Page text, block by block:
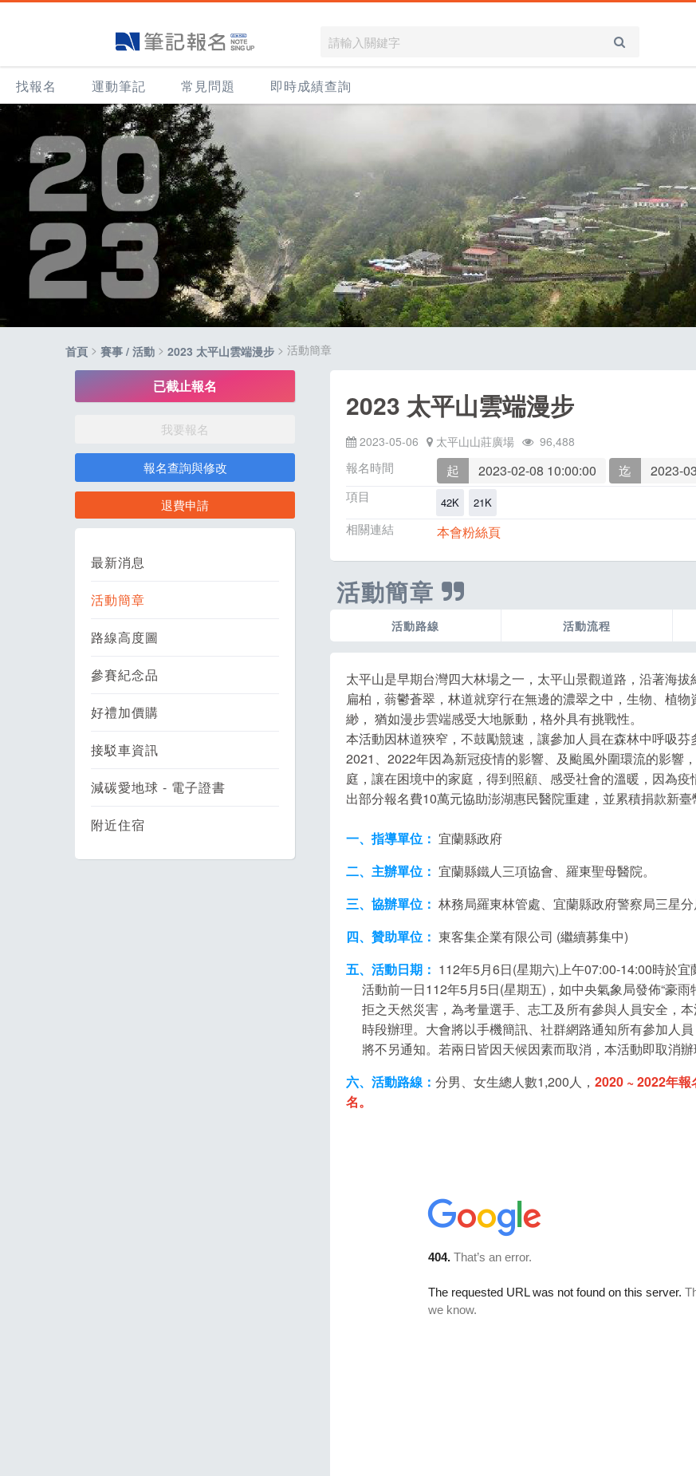
找報名 運動筆記 常見問題 即時成績查詢
首頁 > 賽事 / 活動 > 2023 太平山雲端漫步 > 活動簡章
已截止報名
我要報名
報名查詢與修改
退費申請
最新消息
活動簡章
路線高度圖
參賽紀念品
好禮加價購
接駁車資訊
減碳愛地球 - 電子證書
附近住宿
2023 太平山雲端漫步
2023-05-06 太平山山莊廣場 96,488
報名時間 起 2023-02-08 10:00:00 迄 2023-
項目 42K 21K
相關連結 本會粉絲頁
活動簡章
活動路線 活動流程
太平山是早期台灣四大林場之一，太平山景觀道路，沿著海
扁柏，蓊鬱蒼翠，林道就穿行在無邊的濃翠之中，生物、植
緲， 猶如漫步雲端感受大地脈動，格外具有挑戰性。
本活動因林道狹窄，不鼓勵競速，讓參加人員在森林中呼吸
2021、2022年因為新冠疫情的影響、及颱風外圍環流的影響
庭，讓在困境中的家庭，得到照顧、感受社會的溫暖，因為
出部分報名費10萬元協助澎湖惠民醫院重建，並累積捐款新臺
一、指導單位： 宜蘭縣政府
二、主辦單位： 宜蘭縣鐵人三項協會、羅東聖母醫院。
三、協辦單位： 林務局羅東林管處、宜蘭縣政府警察局三星
四、贊助單位： 東客集企業有限公司 (繼續募集中)
五、活動日期： 112年5月6日(星期六)上午07:00-14:00時於
活動前一日112年5月5日(星期五)，如中央氣象局發佈“豪
拒之天然災害，為考量選手、志工及所有參與人員安全，
時段辦理。大會將以手機簡訊、社群網路通知所有參加人
將不另通知。若兩日皆因天候因素而取消，本活動即取消辦
六、活動路線： 分男、女生總人數1,200人， 2020 ~ 2022年
名。